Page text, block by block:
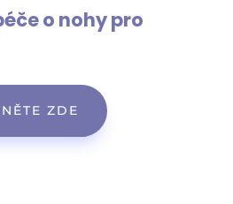
o nohy pro
ZDE